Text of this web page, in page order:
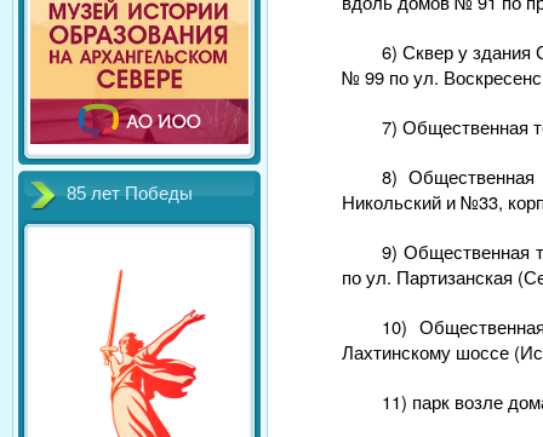
85 лет Победы
6) Сквер у здания
№ 99 по ул.
7) Общественная
8)
Никольский и №33,
9) Общественная
по ул. Партизанская
10)
Лахтинскому шоссе
11) парк возле